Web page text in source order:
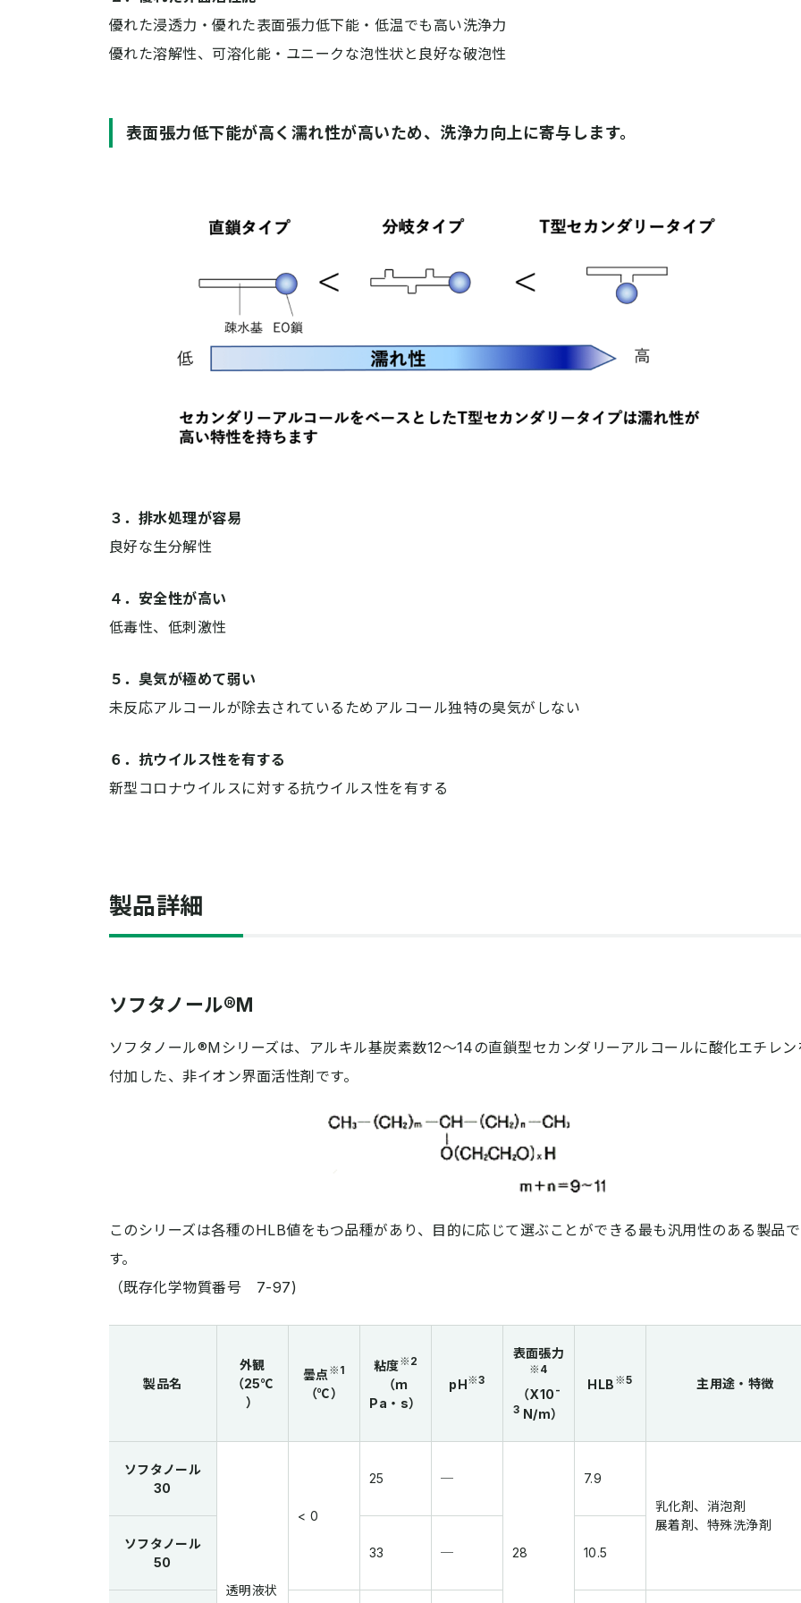
優れた浸透力・優れた表面張力低下能・低温でも高い洗浄力
優れた溶解性、可溶化能・ユニークな泡性状と良好な破泡性
表面張力低下能が高く濡れ性が高いため、洗浄力向上に寄与します。
３．排水処理が容易
良好な生分解性
４．安全性が高い
低毒性、低刺激性
５．臭気が極めて弱い
未反応アルコールが除去されているためアルコール独特の臭気がしない
６．抗ウイルス性を有する
新型コロナウイルスに対する抗ウイルス性を有する
製品詳細
ソフタノール®M
ソフタノール®Mシリーズは、アルキル基炭素数12～14の直鎖型セカンダリーアルコールに酸化エチレン
付加した、非イオン界面活性剤です。
このシリーズは各種のHLB値をもつ品種があり、目的に応じて選ぶことができる最も汎用性のある製品で
す。
（既存化学物質番号 7-97)
製品名
外観
（25℃
）
曇点 ※1
（℃）
粘度※2
（ｍ
Pa・s）
pH※3
表面張力
※4
（X10 -
3 N/m）
HLB ※5 主用途・特徴
ソフタノール
30
透明液状
< 0
25 ─
28
7.9
乳化剤、消泡剤
展着剤、特殊洗浄剤
ソフタノール
50
33 ─ 10.5